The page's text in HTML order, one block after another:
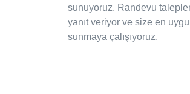
sunuyoruz. Randevu
yanıt veriyor ve size en
sunmaya çalışıyoruz.